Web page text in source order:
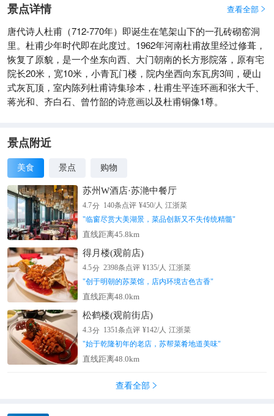
景点详情 查看全部 
唐代诗人杜甫（712-770年）即诞生在笔架山下的一孔砖砌窑洞
里。杜甫少年时代即在此度过。1962年河南杜甫故里经过修葺，
恢复了原貌，是一个坐东向西、大门朝南的长方形院落，原有宅
院长20米，宽10米，小青瓦门楼，院内坐西向东瓦房3间，硬山
式灰瓦顶，室内陈列杜甫诗集珍本，杜甫生平连环画和张大千、
蒋光和、齐白石、曾竹韶的诗意画以及杜甫铜像1尊。
景点附近
美食 景点 购物
苏州W酒店·苏滟中餐厅
4.7分 140条点评 ¥450/人 江浙菜
"临窗尽赏大美湖景，菜品创新又不失传统精髓"
直线距离45.8km
得月楼(观前店)
4.5分 2398条点评 ¥135/人 江浙菜
"创于明朝的苏菜馆，店内环境古色古香"
直线距离48.0km
松鹤楼(观前街店)
4.3分 1351条点评 ¥142/人 江浙菜
"始于乾隆初年的老店，苏帮菜肴地道美味"
直线距离48.0km
查看全部 